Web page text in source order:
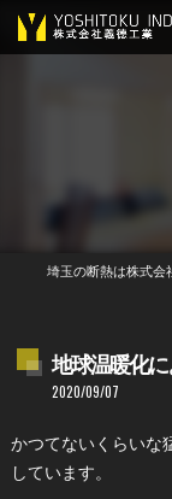
地球温暖化
2020/09/07
かつてないくらいな
しています。